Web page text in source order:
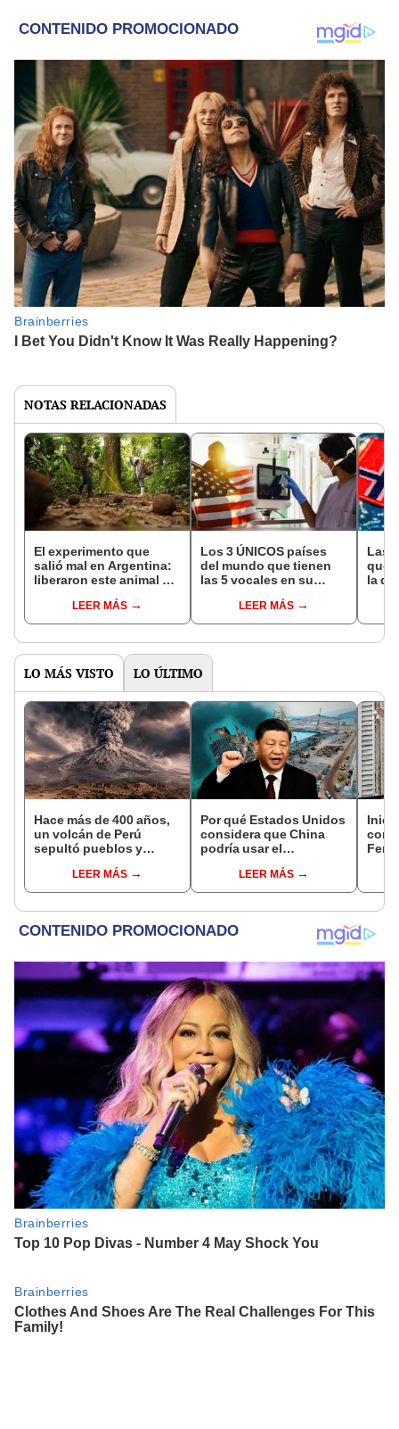
NOTAS RELACIONADAS
El experimento que
salió mal en Argentina:
liberaron este animal y
bosques milenarios de
la Patagonia
LEER MÁS
Los 3 ÚNICOS países
del mundo que tienen
las 5 vocales en su
con unoLEER MÁS
Las
que
la de
LO MÁS VISTO LO ÚLTIMO
Hace más de 400 años,
un volcán de Perú
sepultó pueblos y
veranos más fríos de la
historia: sigue bajo
LEER MÁS
Por qué Estados Unidos
considera que China
podría usar el
para fines militares
LEER MÁS